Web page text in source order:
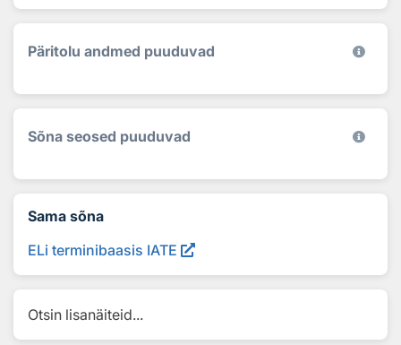
Päritolu andmed puuduvad
Sõna seosed puuduvad
Sama sõna
ELi terminibaasis IATE
Otsin lisanäiteid...